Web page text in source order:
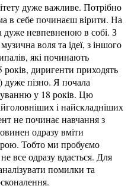
дуже важливе. Потрібно
в себе починаєш вірити. На
дуже невпевненою в собі. З
воля та ідеї, з іншого
які починають
років, диригенти приходять
дуже пізно. Я почала
у 18 років. Цю
і найскладніших
не починає навчання з
одразу вміти
Тобто ми пробуємо
все одразу вдається. Для
помилки та